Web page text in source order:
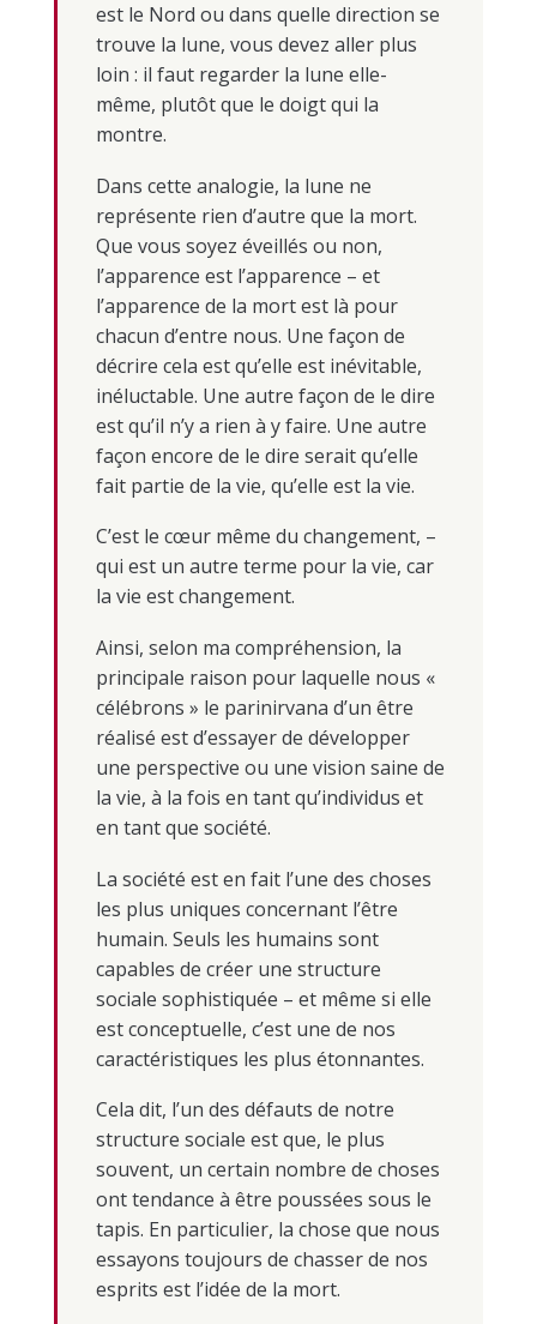
est le Nord ou dans quelle direction se
trouve la lune, vous devez aller plus
loin : il faut regarder la lune elle-
même, plutôt que le doigt qui la
montre.
Dans cette analogie, la lune ne
représente rien d’autre que la mort.
Que vous soyez éveillés ou non,
l’apparence est l’apparence – et
l’apparence de la mort est là pour
chacun d’entre nous. Une façon de
décrire cela est qu’elle est inévitable,
inéluctable. Une autre façon de le dire
est qu’il n’y a rien à y faire. Une autre
façon encore de le dire serait qu’elle
fait partie de la vie, qu’elle est la vie.
C’est le cœur même du changement, –
qui est un autre terme pour la vie, car
la vie est changement.
Ainsi, selon ma compréhension, la
principale raison pour laquelle nous «
célébrons » le parinirvana d’un être
réalisé est d’essayer de développer
une perspective ou une vision saine de
la vie, à la fois en tant qu’individus et
en tant que société.
La société est en fait l’une des choses
les plus uniques concernant l’être
humain. Seuls les humains sont
capables de créer une structure
sociale sophistiquée – et même si elle
est conceptuelle, c’est une de nos
caractéristiques les plus étonnantes.
Cela dit, l’un des défauts de notre
structure sociale est que, le plus
souvent, un certain nombre de choses
ont tendance à être poussées sous le
tapis. En particulier, la chose que nous
essayons toujours de chasser de nos
esprits est l’idée de la mort.